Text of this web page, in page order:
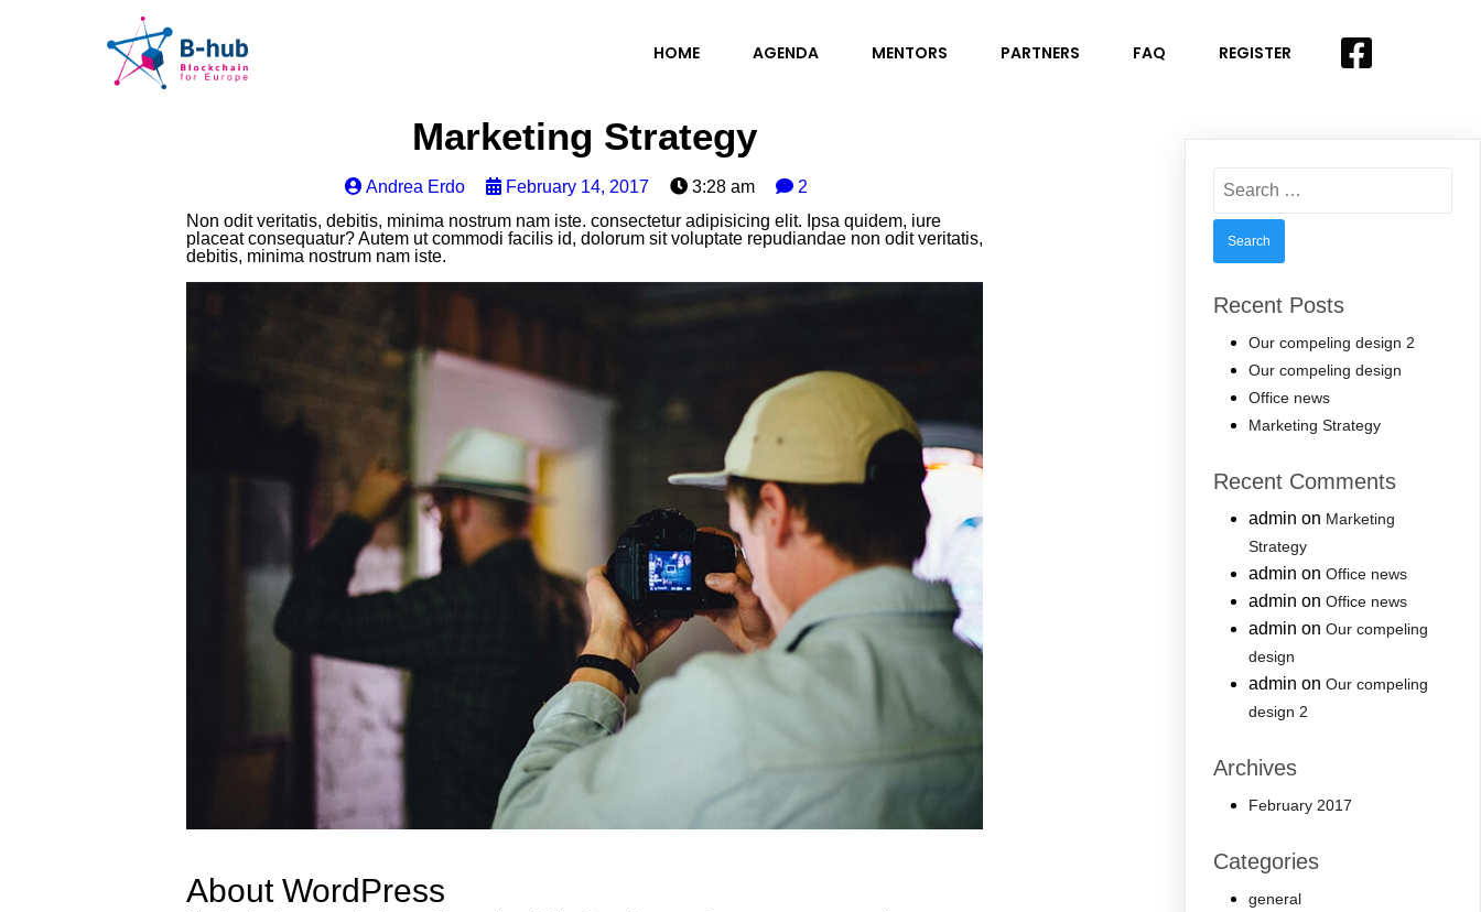
HOME AGENDA MENTORS PARTNERS FAQ REGISTER
Marketing Strategy
Andrea Erdo February 14, 2017 3:28 am
2
Non odit veritatis, debitis, minima nostrum nam iste. consectetur adipisicing elit. Ipsa quidem, iure
placeat consequatur? Autem ut commodi facilis id, dolorum sit voluptate repudiandae non odit veritatis,
debitis, minima nostrum nam iste.
About WordPress
for:
Recent Posts
Our compeling design 2
Our compeling design
Office news
Marketing Strategy
Recent Comments
admin on Marketing
Strategy
admin onOffice news
admin onOffice news
admin onOur compeling
design
admin onOur compeling
design 2
Archives
February 2017
Categories
general